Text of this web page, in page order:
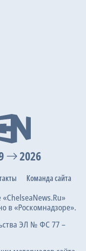
2026
Команда сайта
в «Роскомнадзоре».
ЭЛ № ФС 77 –